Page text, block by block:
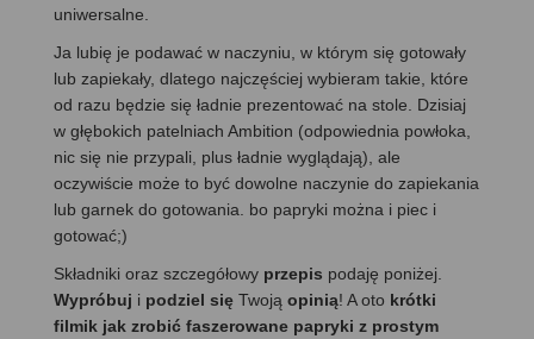
uniwersalne.
Ja lubię je podawać w naczyniu, w którym się gotowały
lub zapiekały, dlatego najczęściej wybieram takie, które
od razu będzie się ładnie prezentować na stole. Dzisiaj
w głębokich patelniach Ambition (odpowiednia powłoka,
nic się nie przypali, plus ładnie wyglądają), ale
oczywiście może to być dowolne naczynie do zapiekania
lub garnek do gotowania. bo papryki można i piec i
gotować;)
Składniki oraz szczegółowy przepis podaję poniżej.
Wypróbuj i podziel się Twoją opinią! A oto krótki
filmik jak zrobić faszerowane papryki z prostym